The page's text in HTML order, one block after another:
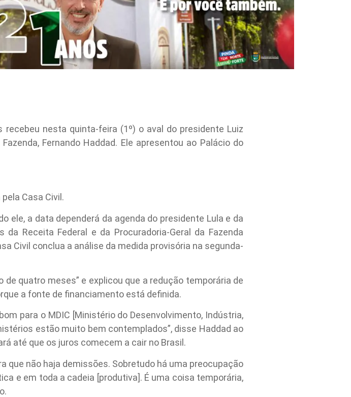
nesta quinta-feira (1º) o aval do presidente Luiz
Fernando Haddad. Ele apresentou ao Palácio do
Casa Civil.
ele, a data dependerá da agenda do presidente Lula e da
Receita Federal e da Procuradoria-Geral da Fazenda
Civil conclua a análise da medida provisória na segunda-
quatro meses” e explicou que a redução temporária de
a fonte de financiamento está definida.
para o MDIC [Ministério do Desenvolvimento, Indústria,
estão muito bem contemplados”, disse Haddad ao
até que os juros comecem a cair no Brasil.
que não haja demissões. Sobretudo há uma preocupação
e em toda a cadeia [produtiva]. É uma coisa temporária,